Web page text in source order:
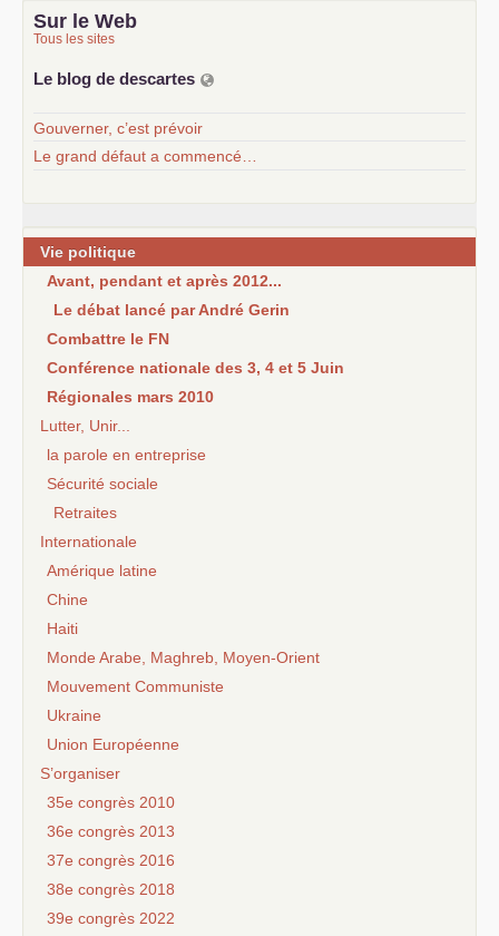
Sur le Web
Tous les sites
Le blog de descartes
Gouverner, c’est prévoir
Le grand défaut a commencé…
Vie politique
Avant, pendant et après 2012...
Le débat lancé par André Gerin
Combattre le FN
Conférence nationale des 3, 4 et 5 Juin
Régionales mars 2010
Lutter, Unir...
la parole en entreprise
Sécurité sociale
Retraites
Internationale
Amérique latine
Chine
Haiti
Monde Arabe, Maghreb, Moyen-Orient
Mouvement Communiste
Ukraine
Union Européenne
S’organiser
35e congrès 2010
36e congrès 2013
37e congrès 2016
38e congrès 2018
39e congrès 2022